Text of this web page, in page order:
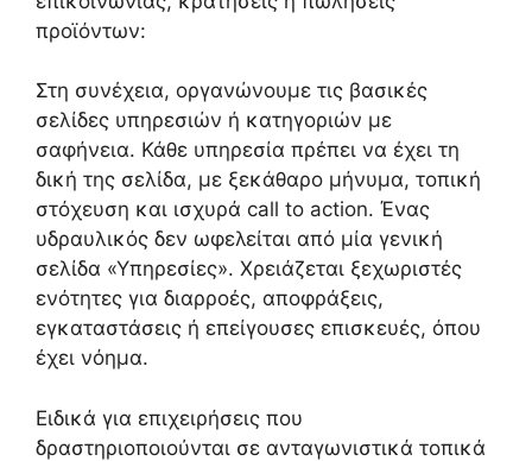
προϊόντων:
Στη συνέχεια, οργανώνουμε τις βασικές
σελίδες υπηρεσιών ή κατηγοριών με
σαφήνεια. Κάθε υπηρεσία πρέπει να έχει τη
δική της σελίδα, με ξεκάθαρο μήνυμα, τοπική
στόχευση και ισχυρά call to action. Ένας
υδραυλικός δεν ωφελείται από μία γενική
σελίδα «Υπηρεσίες». Χρειάζεται ξεχωριστές
ενότητες για διαρροές, αποφράξεις,
εγκαταστάσεις ή επείγουσες επισκευές, όπου
έχει νόημα.
Ειδικά για επιχειρήσεις που
δραστηριοποιούνται σε ανταγωνιστικά τοπικά